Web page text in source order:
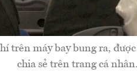
trên máy bay bung ra,
chia sẻ trên trang cá nhân.